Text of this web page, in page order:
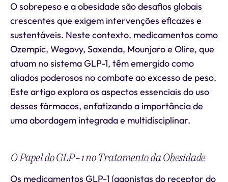
O sobrepeso e a obesidade são desafios globais
crescentes que exigem intervenções eficazes e
sustentáveis. Neste contexto, medicamentos como
Ozempic, Wegovy, Saxenda, Mounjaro e Olire, que
atuam no sistema GLP-1, têm emergido como
aliados poderosos no combate ao excesso de peso.
Este artigo explora os aspectos essenciais do uso
desses fármacos, enfatizando a importância de
uma abordagem integrada e multidisciplinar.
O Papel do GLP-1 no Tratamento da Obesidade
Os medicamentos GLP-1 (agonistas do receptor do